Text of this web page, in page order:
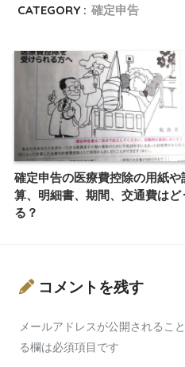
CATEGORY : 確定申告
確定申告の医療費控除の用紙や
算、明細書、期間、交通費はど
る？
コメントを残す
メールアドレスが公開されるこ
る欄は必須項目です